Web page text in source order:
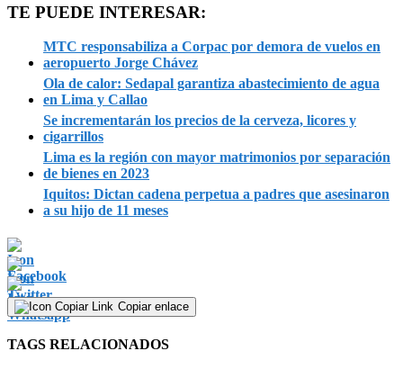
TE PUEDE INTERESAR:
MTC responsabiliza a Corpac por demora de vuelos en
aeropuerto Jorge Chávez
Ola de calor: Sedapal garantiza abastecimiento de agua
en Lima y Callao
Se incrementarán los precios de la cerveza, licores y
cigarrillos
Lima es la región con mayor matrimonios por separación
de bienes en 2023
Iquitos: Dictan cadena perpetua a padres que asesinaron
a su hijo de 11 meses
Copiar enlace
TAGS RELACIONADOS